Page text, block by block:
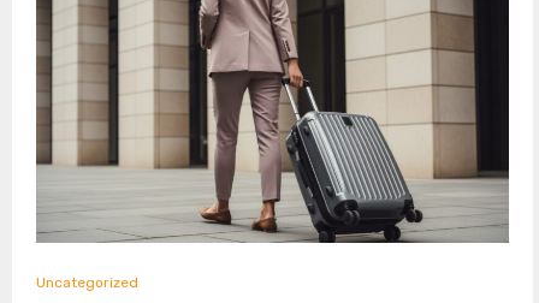
Uncategorized